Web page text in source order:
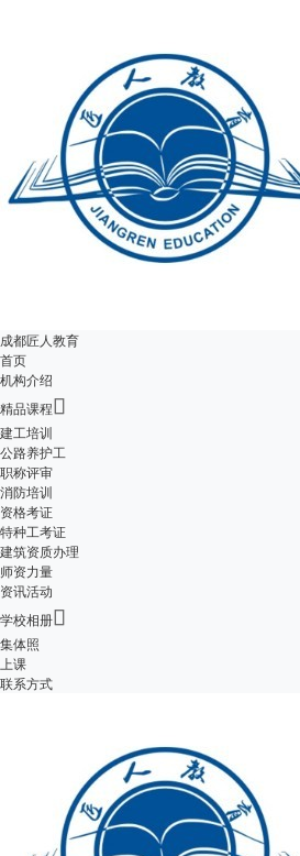
成都匠人教育
首页
机构介绍
精品课程
建工培训
公路养护工
职称评审
消防培训
资格考证
特种工考证
建筑资质办理
师资力量
资讯活动
学校相册
集体照
上课
联系方式